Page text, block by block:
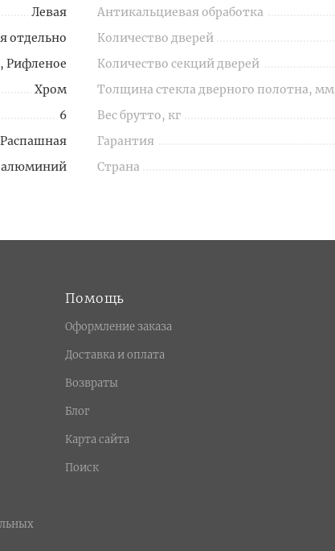
Левая
отдельно
Рифленое
Хром
6
Распашная
алюминий
Антикальциевая обработка
Количество дверей
Количество секций дверей
Толщина стекла дверного полотна, мм
Вес брутто, кг
Гарантия
Страна
Помощь
Оформление заказа
Доставка и оплата
Возвраты
Блог
Карта сайта
Поиск